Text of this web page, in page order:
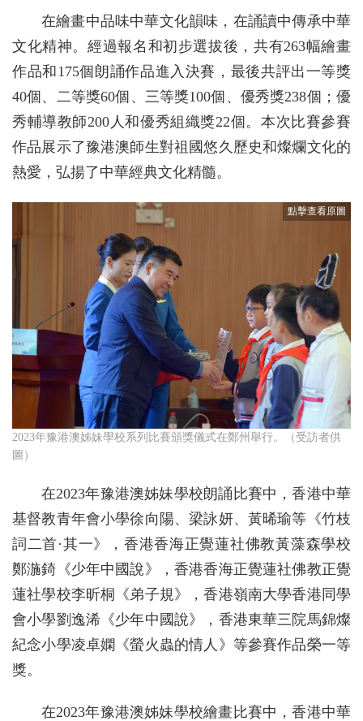
在繪畫中品味中華文化韻味，在誦讀中傳承中華
文化精神。經過報名和初步選拔後，共有263幅繪畫
作品和175個朗誦作品進入決賽，最後共評出一等獎
40個、二等獎60個、三等獎100個、優秀獎238個；優
秀輔導教師200人和優秀組織獎22個。本次比賽參賽
作品展示了豫港澳師生對祖國悠久歷史和燦爛文化的
熱愛，弘揚了中華經典文化精髓。
2023年豫港澳姊妹學校系列比賽頒獎儀式在鄭州舉行。（受訪者供
圖）
在2023年豫港澳姊妹學校朗誦比賽中，香港中華
基督教青年會小學徐向陽、梁詠妍、黃晞瑜等《竹枝
詞二首·其一》，香港香海正覺蓮社佛教黃藻森學校
鄭湤錡《少年中國說》，香港香海正覺蓮社佛教正覺
蓮社學校李昕桐《弟子規》，香港嶺南大學香港同學
會小學劉逸浠《少年中國說》，香港東華三院馬錦燦
紀念小學凌卓嫻《螢火蟲的情人》等參賽作品榮一等
獎。
在2023年豫港澳姊妹學校繪畫比賽中，香港中華